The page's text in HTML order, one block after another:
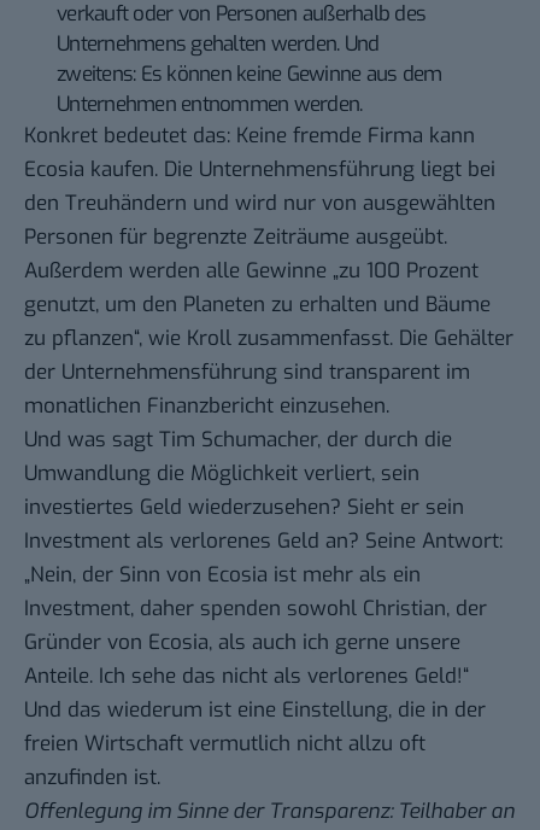
verkauft oder von Personen außerhalb des
Unternehmens gehalten werden. Und
zweitens: Es können keine Gewinne aus dem
Unternehmen entnommen werden.
Konkret bedeutet das: Keine fremde Firma kann
Ecosia kaufen. Die Unternehmensführung liegt bei
den Treuhändern und wird nur von ausgewählten
Personen für begrenzte Zeiträume ausgeübt.
Außerdem werden alle Gewinne „zu 100 Prozent
genutzt, um den Planeten zu erhalten und Bäume
zu pflanzen“, wie Kroll zusammenfasst. Die Gehälter
der Unternehmensführung sind transparent im
monatlichen Finanzbericht einzusehen.
Und was sagt Tim Schumacher, der durch die
Umwandlung die Möglichkeit verliert, sein
investiertes Geld wiederzusehen? Sieht er sein
Investment als verlorenes Geld an? Seine Antwort:
„Nein, der Sinn von Ecosia ist mehr als ein
Investment, daher spenden sowohl Christian, der
Gründer von Ecosia, als auch ich gerne unsere
Anteile. Ich sehe das nicht als verlorenes Geld!“
Und das wiederum ist eine Einstellung, die in der
freien Wirtschaft vermutlich nicht allzu oft
anzufinden ist.
Offenlegung im Sinne der Transparenz: Teilhaber an